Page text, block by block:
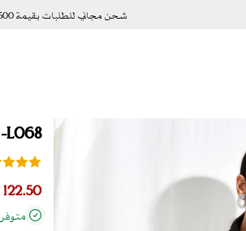
شحن مجاني للطلبات بقيمة 500 ريال واكثر
L068- عباية كريب كرستال
122.50 $
متوفر